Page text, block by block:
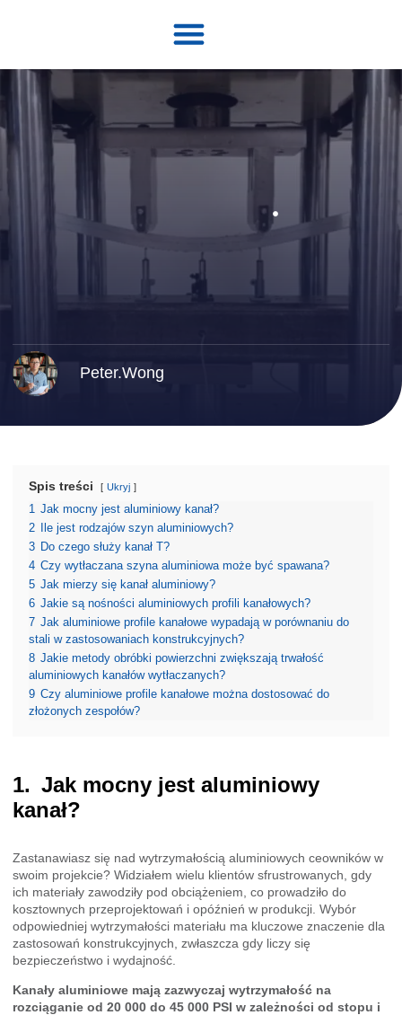
Peter.Wong
Spis treści Ukryj
1
Jak mocny jest aluminiowy kanał?
2
Ile jest rodzajów szyn aluminiowych?
3 Do czego służy kanał T?
4 Czy wytłaczana szyna aluminiowa może być spawana?
5 Jak mierzy się kanał aluminiowy?
6 Jakie są nośności aluminiowych profili kanałowych?
7 Jak aluminiowe profile kanałowe wypadają w porównaniu do
stali w zastosowaniach konstrukcyjnych?
8 Jakie metody obróbki powierzchni zwiększają trwałość
aluminiowych kanałów wytłaczanych?
9 Czy aluminiowe profile kanałowe można dostosować do
złożonych zespołów?
Jak mocny jest aluminiowy
kanał?
Zastanawiasz się nad wytrzymałością aluminiowych ceowników w
swoim projekcie? Widziałem wielu klientów sfrustrowanych, gdy
ich materiały zawodziły pod obciążeniem, co prowadziło do
kosztownych przeprojektowań i opóźnień w produkcji. Wybór
odpowiedniej wytrzymałości materiału ma kluczowe znaczenie dla
zastosowań konstrukcyjnych, zwłaszcza gdy liczy się
bezpieczeństwo i wydajność.
Kanały aluminiowe mają zazwyczaj wytrzymałość na
rozciąganie od 20 000 do 45 000 PSI w zależności od stopu i